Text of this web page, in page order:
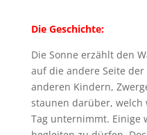
Die Geschichte:
Die Sonne erzählt den
auf die andere Seite
anderen Kindern,
staunen darüber, welch
Tag unternimmt. Einige